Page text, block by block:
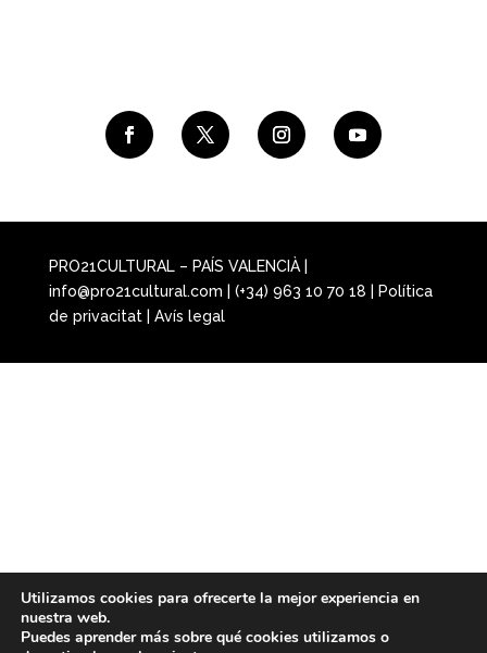
PRO21CULTURAL – PAÍS VALENCIÀ |
info@pro21cultural.com | (+34) 963 10 70 18 |
Política
de privacitat| Avís legal
Utilizamos cookies para ofrecerte la mejor experiencia en
nuestra web.
Puedes aprender más sobre qué cookies utilizamos o